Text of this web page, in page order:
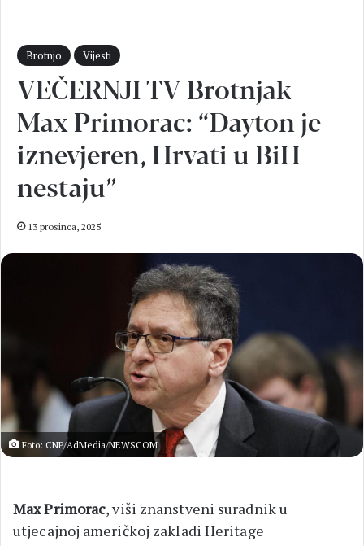
Brotnjo Vijesti
VEČERNJI TV Brotnjak
Max Primorac: “Dayton je
iznevjeren, Hrvati u BiH
nestaju”
13 prosinca, 2025
Foto: CNP/AdMedia/NEWSCOM
Max Primorac, viši znanstveni suradnik u
utjecajnoj američkoj zakladi Heritage